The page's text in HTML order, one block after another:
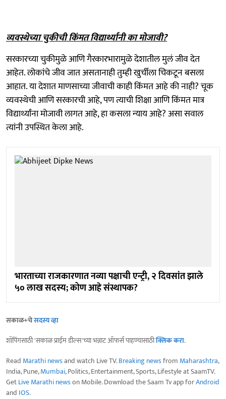
व्यवस्थेच्या चुकीची किंमत विद्यार्थ्यांनी का मोजावी?
सरकारच्या चुकीमुळे आणि गैरकारभारामुळे देशातील मुलं जीव देत
आहेत. लोकांचे जीव जात असतानाही तुम्ही खुर्चीला चिकटून बसला
आहात. या देशात माणसाच्या जीवाची काही किंमत आहे की नाही? चूक
व्यवस्थेची आणि सरकारची आहे, पण त्याची शिक्षा आणि किंमत मात्र
विद्यार्थ्यांना मोजावी लागत आहे, हा कसला न्याय आहे? असा सवाल
त्यांनी उपस्थित केला आहे.
भारताच्या राजकारणात नव्या पक्षाची एन्ट्री, २ दिवसांत झाले
५० लाख सदस्य; कोण आहे संस्थापक?
सकाळ+चेसदस्य व्हा
शॉपिंगसाठी 'सकाळ प्राईम डील्स'च्या भन्नाट ऑफर्स पाहण्यासाठीक्लिक करा.
Read Marathi newsand watch Live TV.Breaking newsfrom Maharashtra,
India, Pune,Mumbai, Politics, Entertainment, Sports, Lifestyle at SaamTV.
GetLive Marathi newson Mobile. Download the Saam Tv app forAndroid
and IOS.